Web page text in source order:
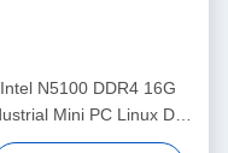
Intel N5100 DDR4 16G
Mini PC Linux Dual
LAN 4COM für KIOSK